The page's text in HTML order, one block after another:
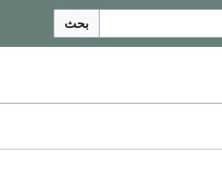
بحث